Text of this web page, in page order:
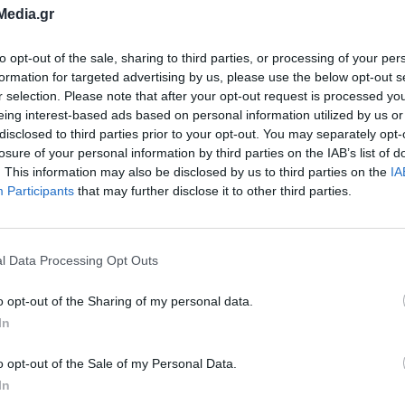
opt-out of the sale, sharing to third parties, or processing of your
for targeted advertising by us, please use the below opt-out
selection. Please note that after your opt-out request is processed
interest-based ads based on personal information utilized by us
to third parties prior to your opt-out. You may separately
of your personal information by third parties on the IAB’s list of
This information may also be disclosed by us to third parties on the
Participants that may further disclose it to other third parties.
Data Processing Opt Outs
opt-out of the Sharing of my personal data.
opt-out of the Sale of my Personal Data.
τιμής προς τον αείμνηστο καλλιτέχνη, ο
δεσμούς με τη Γλυφάδα, καθώς κατοικούσε
το 2018 είχε παραχωρήσει μία από τις
συναυλίες της καριέρας του.
πρόγραμμα που έχει ετοιμάσει
εμφανίσεις αγαπημένων καλλιτεχνών,
ταινιών.
19 Ιουλίου, ο Δήμος επιφυλάσσει μια
βραδιά, καθώς προγραμματίζει τη ζωντανή
του Μουντιάλ σε γιγαντοοθόνες δίπλα στη